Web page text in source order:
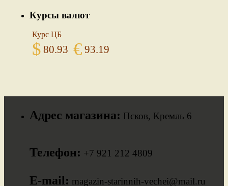
Курсы валют
Курс ЦБ
$ 80.93 € 93.19
Адрес магазина: Псков, Кремль 6
Телефон: +7 921 212 4809
E-mail: magazin-starinnih-vechei@mail.ru